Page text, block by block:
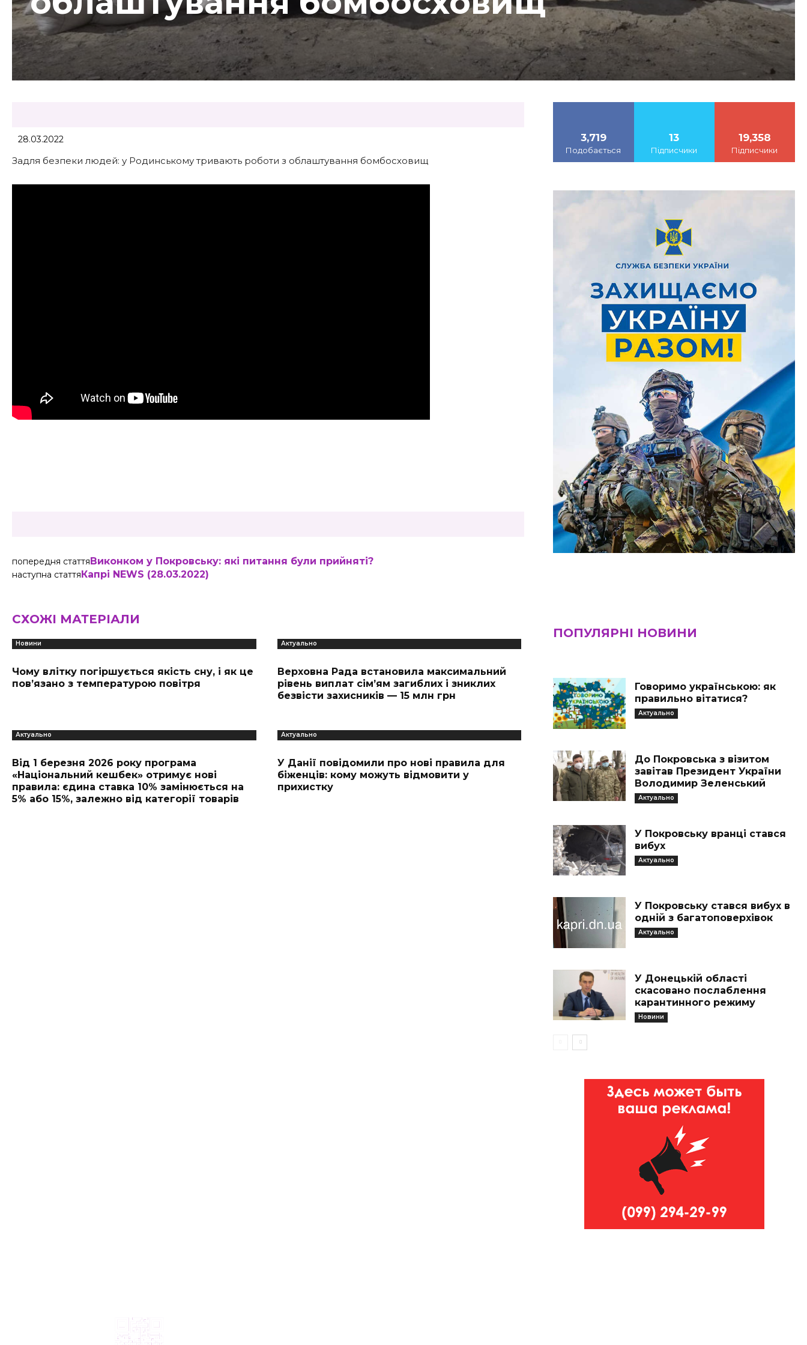
28.03.2022
Задля безпеки людей: у Родинському тривають роботи з облаштування бомбосховищ
попередня статтяВиконком у Покровську: які питання були прийняті?
наступна статтяКапрі NEWS (28.03.2022)
СХОЖІ МАТЕРІАЛИ
Новини
Чому влітку погіршується якість сну, і як це
пов’язано з температурою повітря
Актуально
Верховна Рада встановила максимальний
рівень виплат сім’ям загиблих і зниклих
безвісти захисників — 15 млн грн
Актуально
Від 1 березня 2026 року програма
«Національний кешбек» отримує нові
правила: єдина ставка 10% замінюється на
5% або 15%, залежно від категорії товарів
Актуально
У Данії повідомили про нові правила для
біженців: кому можуть відмовити у
прихистку
3,719
Подобається
13
Підписчики
19,358
Підписчики
ПОПУЛЯРНІ НОВИНИ
Говоримо українською: як
правильно вітатися?
Актуально
До Покровська з візитом
завітав Президент України
Володимир Зеленський
Актуально
У Покровську вранці стався
вибух
Актуально
У Покровську стався вибух в
одній з багатоповерхівок
Актуально
У Донецькій області
скасовано послаблення
карантинного режиму
Новини